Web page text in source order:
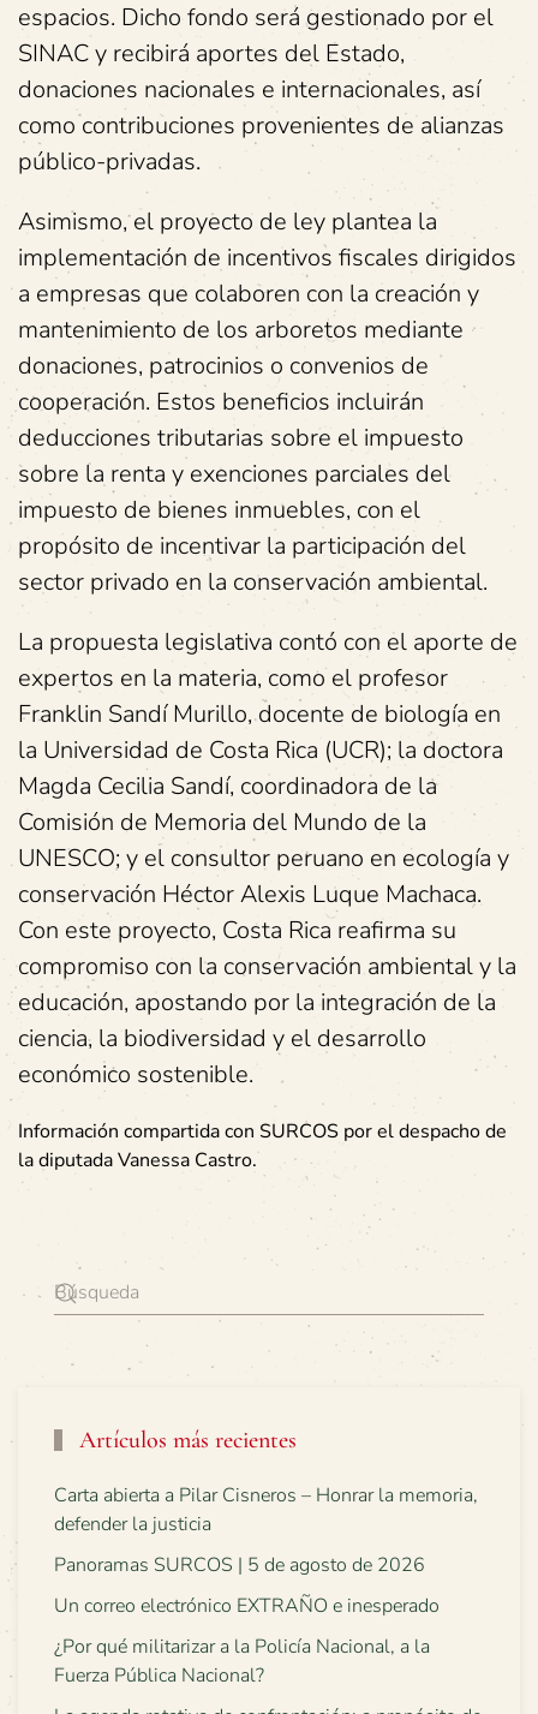
espacios. Dicho fondo será gestionado por el
SINAC y recibirá aportes del Estado,
donaciones nacionales e internacionales, así
como contribuciones provenientes de alianzas
público-privadas.
Asimismo, el proyecto de ley plantea la
implementación de incentivos fiscales dirigidos
a empresas que colaboren con la creación y
mantenimiento de los arboretos mediante
donaciones, patrocinios o convenios de
cooperación. Estos beneficios incluirán
deducciones tributarias sobre el impuesto
sobre la renta y exenciones parciales del
impuesto de bienes inmuebles, con el
propósito de incentivar la participación del
sector privado en la conservación ambiental.
La propuesta legislativa contó con el aporte de
expertos en la materia, como el profesor
Franklin Sandí Murillo, docente de biología en
la Universidad de Costa Rica (UCR); la doctora
Magda Cecilia Sandí, coordinadora de la
Comisión de Memoria del Mundo de la
UNESCO; y el consultor peruano en ecología y
conservación Héctor Alexis Luque Machaca.
Con este proyecto, Costa Rica reafirma su
compromiso con la conservación ambiental y la
educación, apostando por la integración de la
ciencia, la biodiversidad y el desarrollo
económico sostenible.
Información compartida con SURCOS por el despacho de
la diputada Vanessa Castro.
Artículos más recientes
Carta abierta a Pilar Cisneros – Honrar la memoria,
defender la justicia
Panoramas SURCOS | 5 de agosto de 2026
Un correo electrónico EXTRAÑO e inesperado
¿Por qué militarizar a la Policía Nacional, a la
Fuerza Pública Nacional?